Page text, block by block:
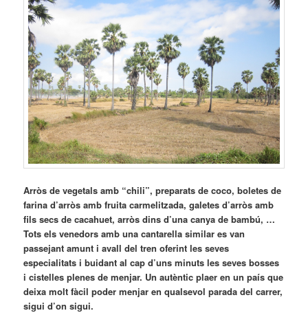
Arròs de vegetals amb “chili”, preparats de coco, boletes de
farina d’arròs amb fruita carmelitzada, galetes d’arròs amb
fils secs de cacahuet, arròs dins d’una canya de bambú, …
Tots els venedors amb una cantarella similar es van
passejant amunt i avall del tren oferint les seves
especialitats i buidant al cap d’uns minuts les seves bosses
i cistelles plenes de menjar. Un autèntic plaer en un país que
deixa molt fàcil poder menjar en qualsevol parada del carrer,
sigui d’on sigui.